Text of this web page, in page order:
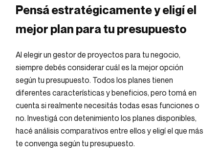
Pensá estratégicamente y eligí el
mejor plan para tu presupuesto
Al elegir un gestor de proyectos para tu negocio,
siempre debés considerar cuál es la mejor opción
según tu presupuesto. Todos los planes tienen
diferentes características y beneficios, pero tomá en
cuenta si realmente necesitás todas esas funciones o
no. Investigá con detenimiento los planes disponibles,
hacé análisis comparativos entre ellos y eligí el que más
te convenga según tu presupuesto.